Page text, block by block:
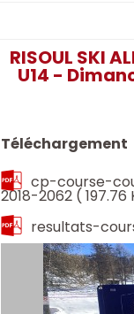
RISOUL SKI
U14 -
Téléchargement
cp-course-
2018-2062 ( 197.76
resultats-